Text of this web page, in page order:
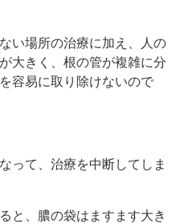
い場所の治療に加え、人の
大きく、根の管が複雑に分
容易に取り除けないので
って、治療を中断してしま
と、膿の袋はますます大き